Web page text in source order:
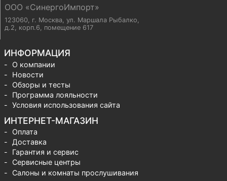
ООО «СинергоИмпорт»
123060, г. Москва, ул. Маршала Рыбалко,
д.2, корп.6, помещение 617
ИНФОРМАЦИЯ
О компании
Новости
Обзоры и тесты
Программа лояльности
Условия использования сайта
ИНТЕРНЕТ-МАГАЗИН
Оплата
Доставка
Гарантия и сервис
Сервисные центры
Салоны и комнаты прослушивания